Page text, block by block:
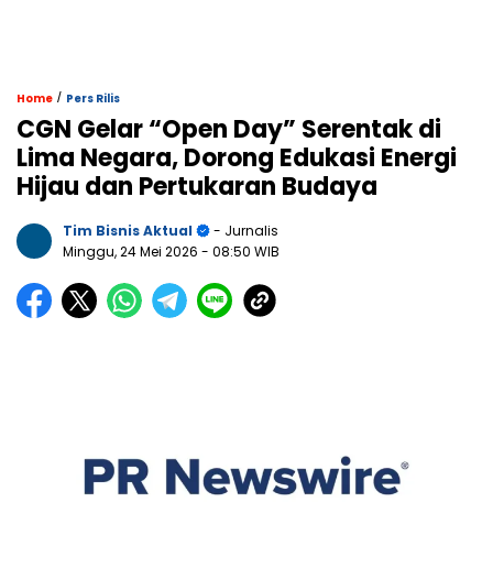
Home / Pers Rilis
CGN Gelar “Open Day” Serentak di
Lima Negara, Dorong Edukasi Energi
Hijau dan Pertukaran Budaya
Tim Bisnis Aktual
- Jurnalis
Minggu, 24 Mei 2026 - 08:50 WIB